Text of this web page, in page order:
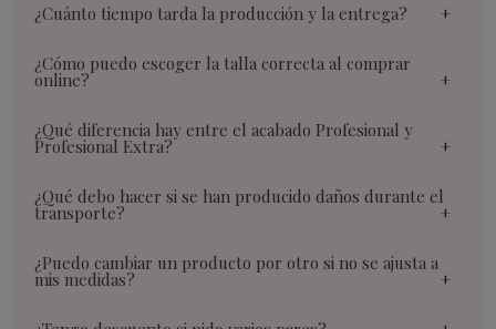
¿Cuánto tiempo tarda la producción y la entrega?
¿Cómo puedo escoger la talla correcta al comprar
online?
¿Qué diferencia hay entre el acabado Profesional y
Profesional Extra?
¿Qué debo hacer si se han producido daños durante el
transporte?
¿Puedo cambiar un producto por otro si no se ajusta a
mis medidas?